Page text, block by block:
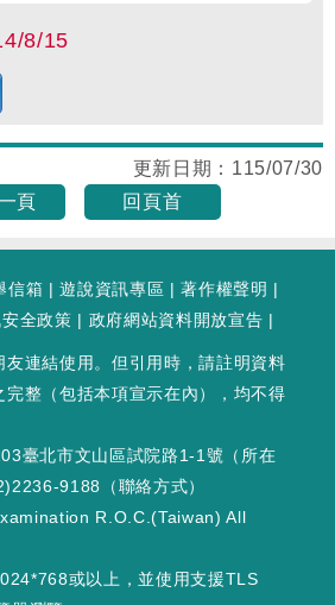
8/15
更新日期： 115/07/30
頁
回頁首
信箱 |遊說資訊專區 |著作權聲明 |
全政策 | 政府網站資料開放宣告 |
友連結使用。但引用時，請註明資料
完整（包括本項宣示在內），均不得
臺北市文山區試院路1-1號（ 所在
9188（聯絡方式）
R.O.C.(Taiwan) All
或以上，並使用支援TLS